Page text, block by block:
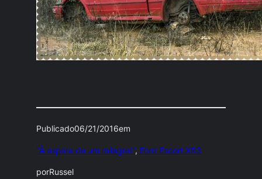
Publicado06/21/2016em
"À espera de um milagre!", Ford Escort XR3
porRussel